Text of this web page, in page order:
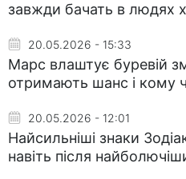
завжди бачать в людях
20.05.2026 - 15:33
Марс влаштує буревій
отримають шанс і кому
20.05.2026 - 12:01
Найсильніші знаки
навіть після